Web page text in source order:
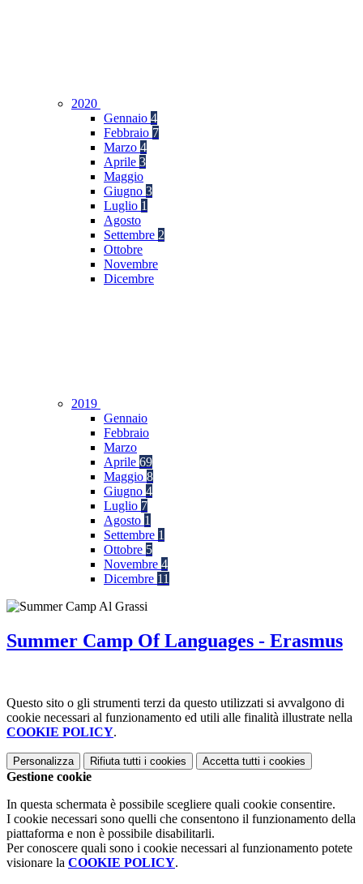
2020
Gennaio 4
Febbraio 7
Marzo 4
Aprile 3
Maggio
Giugno 3
Luglio 1
Agosto
Settembre 2
Ottobre
Novembre
Dicembre
2019
Gennaio
Febbraio
Marzo
Aprile 69
Maggio 8
Giugno 4
Luglio 7
Agosto 1
Settembre 1
Ottobre 5
Novembre 4
Dicembre 11
Summer Camp Of Languages - Erasmus
Questo sito o gli strumenti terzi da questo utilizzati si avvalgono di
cookie necessari al funzionamento ed utili alle finalità illustrate nella
COOKIE POLICY.
Personalizza Rifiuta tutti i cookies Accetta tutti i cookies
Gestione cookie
In questa schermata è possibile scegliere quali cookie consentire.
I cookie necessari sono quelli che consentono il funzionamento della
piattaforma e non è possibile disabilitarli.
Per conoscere quali sono i cookie necessari al funzionamento potete
visionare la COOKIE POLICY.